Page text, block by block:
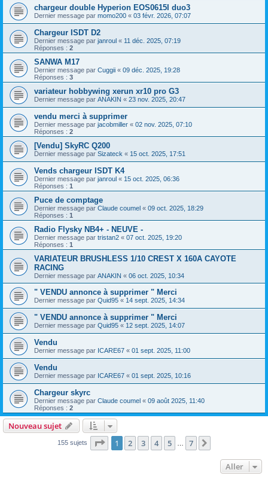
chargeur double Hyperion EOS0615I duo3
Dernier message par momo200 « 03 févr. 2026, 07:07
Chargeur ISDT D2
Dernier message par janroul « 11 déc. 2025, 07:19
Réponses : 2
SANWA M17
Dernier message par Cuggii « 09 déc. 2025, 19:28
Réponses : 3
variateur hobbywing xerun xr10 pro G3
Dernier message par ANAKIN « 23 nov. 2025, 20:47
vendu merci à supprimer
Dernier message par jacobmiller « 02 nov. 2025, 07:10
Réponses : 2
[Vendu] SkyRC Q200
Dernier message par Sizateck « 15 oct. 2025, 17:51
Vends chargeur ISDT K4
Dernier message par janroul « 15 oct. 2025, 06:36
Réponses : 1
Puce de comptage
Dernier message par Claude coumel « 09 oct. 2025, 18:29
Réponses : 1
Radio Flysky NB4+ - NEUVE -
Dernier message par tristan2 « 07 oct. 2025, 19:20
Réponses : 1
VARIATEUR BRUSHLESS 1/10 CREST X 160A CAYOTE
RACING
Dernier message par ANAKIN « 06 oct. 2025, 10:34
" VENDU annonce à supprimer " Merci
Dernier message par Quid95 « 14 sept. 2025, 14:34
" VENDU annonce à supprimer " Merci
Dernier message par Quid95 « 12 sept. 2025, 14:07
Vendu
Dernier message par ICARE67 « 01 sept. 2025, 11:00
Vendu
Dernier message par ICARE67 « 01 sept. 2025, 10:16
Chargeur skyrc
Dernier message par Claude coumel « 09 août 2025, 11:40
Réponses : 2
Nouveau sujet
155 sujets Page 1sur7
1 2 3 4 5 7
Aller